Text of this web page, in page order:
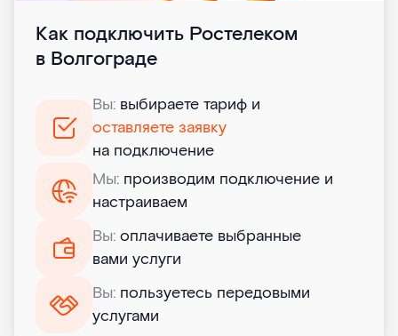
Как подключить Ростелеком
в Волгограде
Вы: выбираете тариф и
оставляете заявку
на подключение
Мы: производим подключение и
настраиваем
Вы: оплачиваете выбранные
вами услуги
Вы: пользуетесь передовыми
услугами